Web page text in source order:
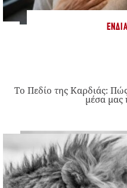
Το Πεδίο της Καρδιάς:
μέσα μας